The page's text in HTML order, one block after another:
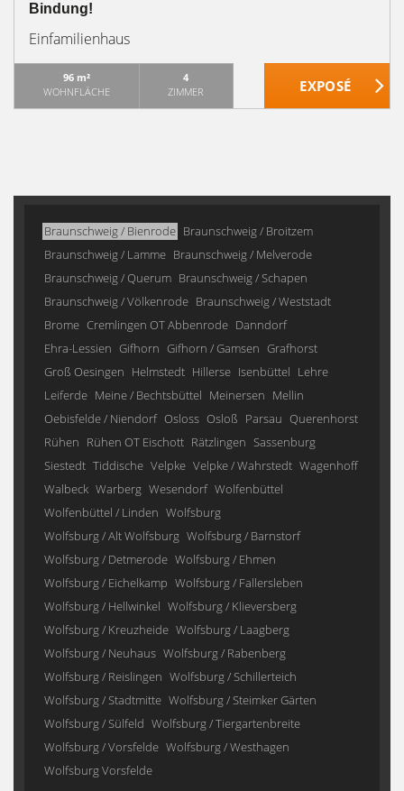
Bindung!
Einfamilienhaus
96 m²
WOHNFLÄCHE
4
ZIMMER
Braunschweig / Bienrode Braunschweig / Broitzem
Braunschweig / Lamme Braunschweig / Melverode
Braunschweig / Querum Braunschweig / Schapen
Braunschweig / Völkenrode Braunschweig / Weststadt
Brome Cremlingen OT Abbenrode Danndorf
Ehra-Lessien Gifhorn Gifhorn / Gamsen Grafhorst
Groß Oesingen Helmstedt Hillerse Isenbüttel Lehre
Leiferde Meine / Bechtsbüttel Meinersen Mellin
Oebisfelde / Niendorf Osloss Osloß Parsau Querenhorst
Rühen Rühen OT Eischott Rätzlingen Sassenburg
Siestedt Tiddische Velpke Velpke / Wahrstedt Wagenhoff
Walbeck Warberg Wesendorf Wolfenbüttel
Wolfenbüttel / Linden Wolfsburg
Wolfsburg / Alt Wolfsburg Wolfsburg / Barnstorf
Wolfsburg / Detmerode Wolfsburg / Ehmen
Wolfsburg / Eichelkamp Wolfsburg / Fallersleben
Wolfsburg / Hellwinkel Wolfsburg / Klieversberg
Wolfsburg / Kreuzheide Wolfsburg / Laagberg
Wolfsburg / Neuhaus Wolfsburg / Rabenberg
Wolfsburg / Reislingen Wolfsburg / Schillerteich
Wolfsburg / Stadtmitte Wolfsburg / Steimker Gärten
Wolfsburg / Sülfeld Wolfsburg / Tiergartenbreite
Wolfsburg / Vorsfelde Wolfsburg / Westhagen
Wolfsburg Vorsfelde